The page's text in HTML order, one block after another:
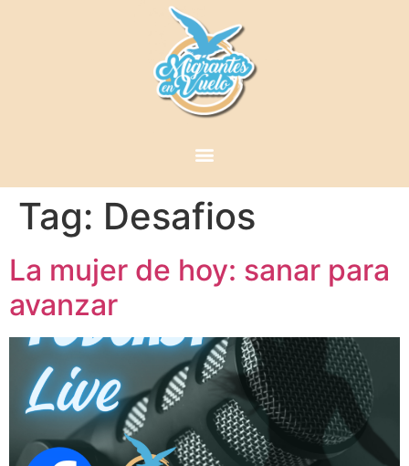
Tag: Desafios
La mujer de hoy: sanar para
avanzar